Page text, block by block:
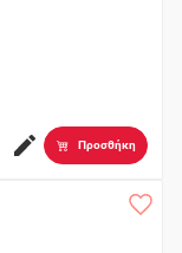
Προσθήκη